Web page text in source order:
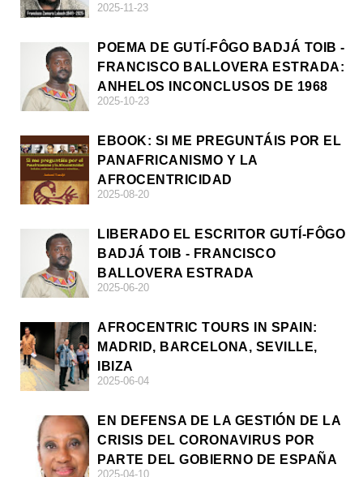
2025-11-23
POEMA DE GUTÍ-FÔGO BADJÁ TOIB -
FRANCISCO BALLOVERA ESTRADA:
ANHELOS INCONCLUSOS DE 1968
2025-10-23
EBOOK: SI ME PREGUNTÁIS POR EL
PANAFRICANISMO Y LA
AFROCENTRICIDAD
2025-08-20
LIBERADO EL ESCRITOR GUTÍ-FÔGO
BADJÁ TOIB - FRANCISCO
BALLOVERA ESTRADA
2025-06-20
AFROCENTRIC TOURS IN SPAIN:
MADRID, BARCELONA, SEVILLE,
IBIZA
2025-06-04
EN DEFENSA DE LA GESTIÓN DE LA
CRISIS DEL CORONAVIRUS POR
PARTE DEL GOBIERNO DE ESPAÑA
2025-04-10